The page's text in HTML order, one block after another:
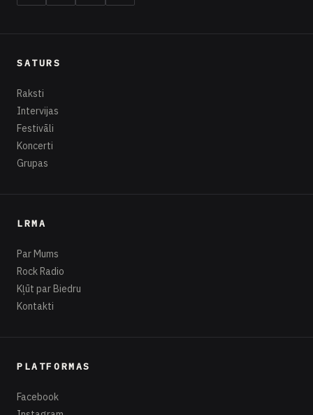
SATURS
Raksti
Intervijas
Festivāli
Koncerti
Grupas
LRMA
Par Mums
Rock Radio
Kļūt par Biedru
Kontakti
PLATFORMAS
Facebook